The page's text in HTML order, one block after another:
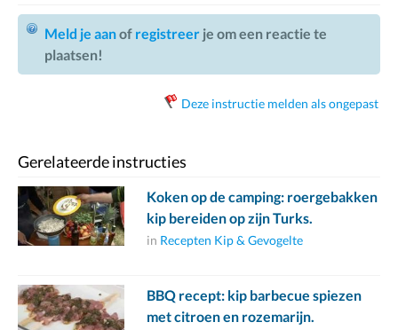
Meld je aanof registreer je om een reactie te
plaatsen!
Deze instructie melden als ongepast
Gerelateerde instructies
Koken op de camping: roergebakken
kip bereiden op zijn Turks.
in Recepten Kip & Gevogelte
BBQ recept: kip barbecue spiezen
met citroen en rozemarijn.